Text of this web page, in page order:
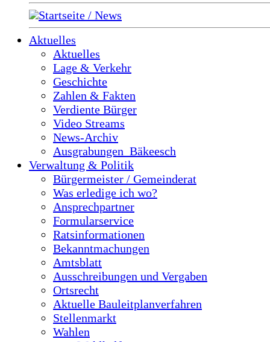
Startseite / News
Aktuelles
Aktuelles
Lage & Verkehr
Geschichte
Zahlen & Fakten
Verdiente Bürger
Video Streams
News-Archiv
Ausgrabungen_Bäkeesch
Verwaltung & Politik
Bürgermeister / Gemeinderat
Was erledige ich wo?
Ansprechpartner
Formularservice
Ratsinformationen
Bekanntmachungen
Amtsblatt
Ausschreibungen und Vergaben
Ortsrecht
Aktuelle Bauleitplanverfahren
Stellenmarkt
Wahlen